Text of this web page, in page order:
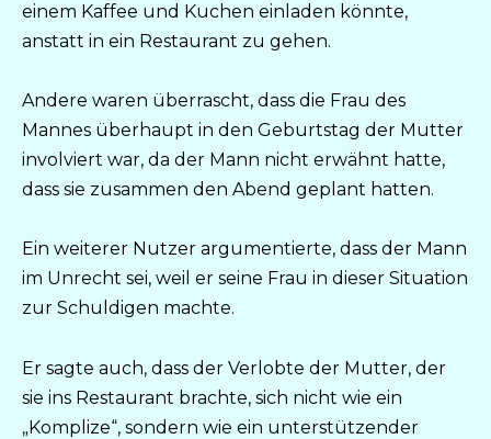
einem Kaffee und Kuchen einladen könnte,
anstatt in ein Restaurant zu gehen.
Andere waren überrascht, dass die Frau des
Mannes überhaupt in den Geburtstag der Mutter
involviert war, da der Mann nicht erwähnt hatte,
dass sie zusammen den Abend geplant hatten.
Ein weiterer Nutzer argumentierte, dass der Mann
im Unrecht sei, weil er seine Frau in dieser Situation
zur Schuldigen machte.
Er sagte auch, dass der Verlobte der Mutter, der
sie ins Restaurant brachte, sich nicht wie ein
„Komplize“, sondern wie ein unterstützender